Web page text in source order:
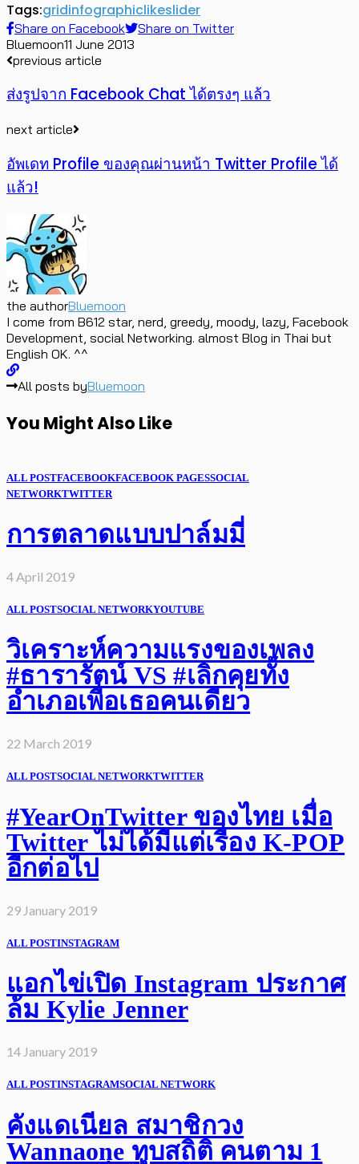
Tags:gridinfographiclikeslider
Share on Facebook
Share on Twitter
Bluemoon11 June 2013
previous article
ส่งรูปจาก Facebook Chat ได้ตรงๆ แล้ว
next article
อัพเดท Profile ของคุณผ่านหน้า Twitter Profile ได้
แล้ว!
the authorBluemoon
I come from B612 star, nerd, greedy, moody, lazy, Facebook
Development, social Networking. almost Blog in Thai but
English OK. ^^
All posts byBluemoon
You Might Also Like
ALL POSTFACEBOOKFACEBOOK PAGESSOCIAL
NETWORKTWITTER
การตลาดแบบปาล์มมี่
4 April 2019
ALL POSTSOCIAL NETWORKYOUTUBE
วิเคราะห์ความแรงของเพลง
#ธารารัตน์ VS #เลิกคุยทั้ง
อำเภอเพื่อเธอคนเดียว
22 March 2019
ALL POSTSOCIAL NETWORKTWITTER
#YearOnTwitter ของไทย เมื่อ
Twitter ไม่ได้มีแต่เรื่อง K-POP
อีกต่อไป
29 January 2019
ALL POSTINSTAGRAM
แอกไข่เปิด Instagram ประกาศ
ล้ม Kylie Jenner
14 January 2019
ALL POSTINSTAGRAMSOCIAL NETWORK
คังแดเนียล สมาชิกวง
Wannaone ทุบสถิติ คนตาม 1